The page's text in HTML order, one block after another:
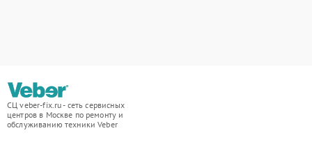
СЦ veber-fix.ru - сеть сервисных
центров в Москве по ремонту и
обслуживанию техники Veber